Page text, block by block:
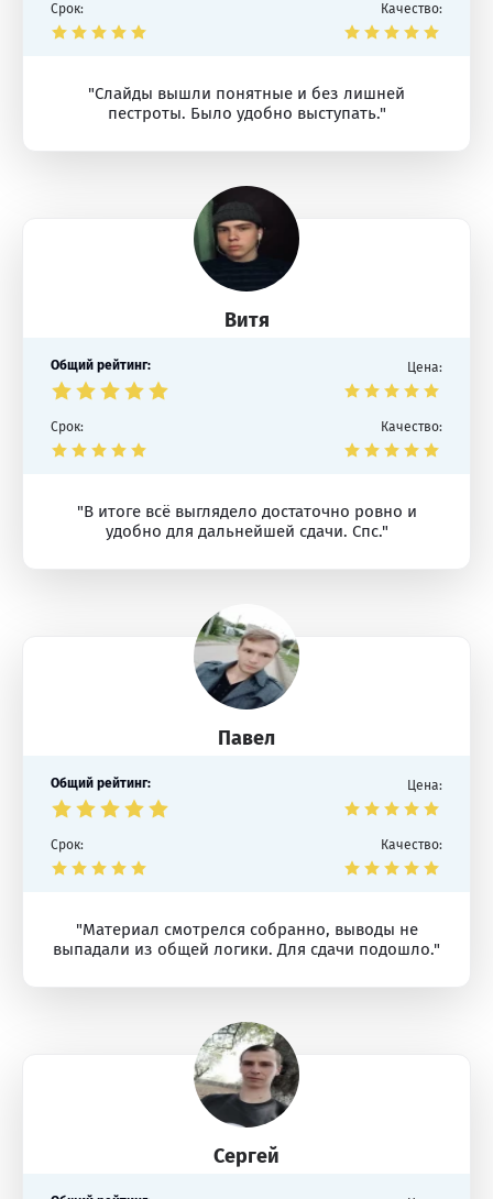
Срок: Качество:
"Слайды вышли понятные и без лишней
пестроты. Было удобно выступать."
Витя
Общий рейтинг: Цена:
Срок: Качество:
"В итоге всё выглядело достаточно ровно и
удобно для дальнейшей сдачи. Спс."
Павел
Общий рейтинг: Цена:
Срок: Качество:
"Материал смотрелся собранно, выводы не
выпадали из общей логики. Для сдачи подошло."
Сергей